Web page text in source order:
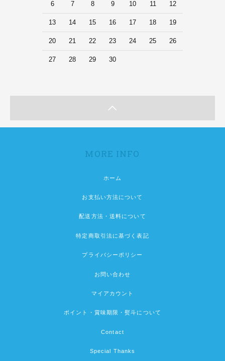
6 7 8 9 10 11 12
13 14 15 16 17 18 19
20 21 22 23 24 25 26
27 28 29 30
MORE INFO
ホーム
お支払い方法について
配送方法・送料について
特定商取引法に基づく表記
プライバシーポリシー
お問い合わせ
マイアカウント
ポイント・賞味期限・熨斗について
Contact
Special Thanks